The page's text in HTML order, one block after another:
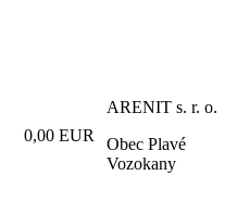
0,00 EUR
ARENIT s. r. o.
Obec Plavé
Vozokany